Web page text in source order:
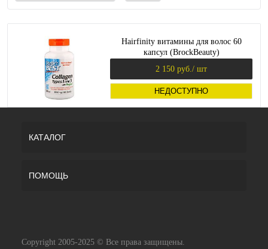
Hairfinity витамины для волос 60
капсул (BrockBeauty)
2 150 руб. / шт
НЕДОСТУПНО
КАТАЛОГ
ПОМОЩЬ
Copyright 2005-2025 © Все права защищены.